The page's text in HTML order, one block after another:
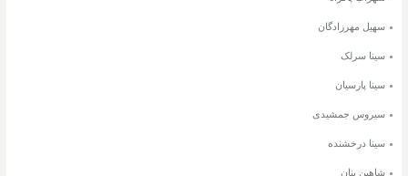
سهیل مهرزادگان
سینا سرلک
سینا پارسیان
سیروس جمشیدی
سینا درخشنده
شاهین بنان